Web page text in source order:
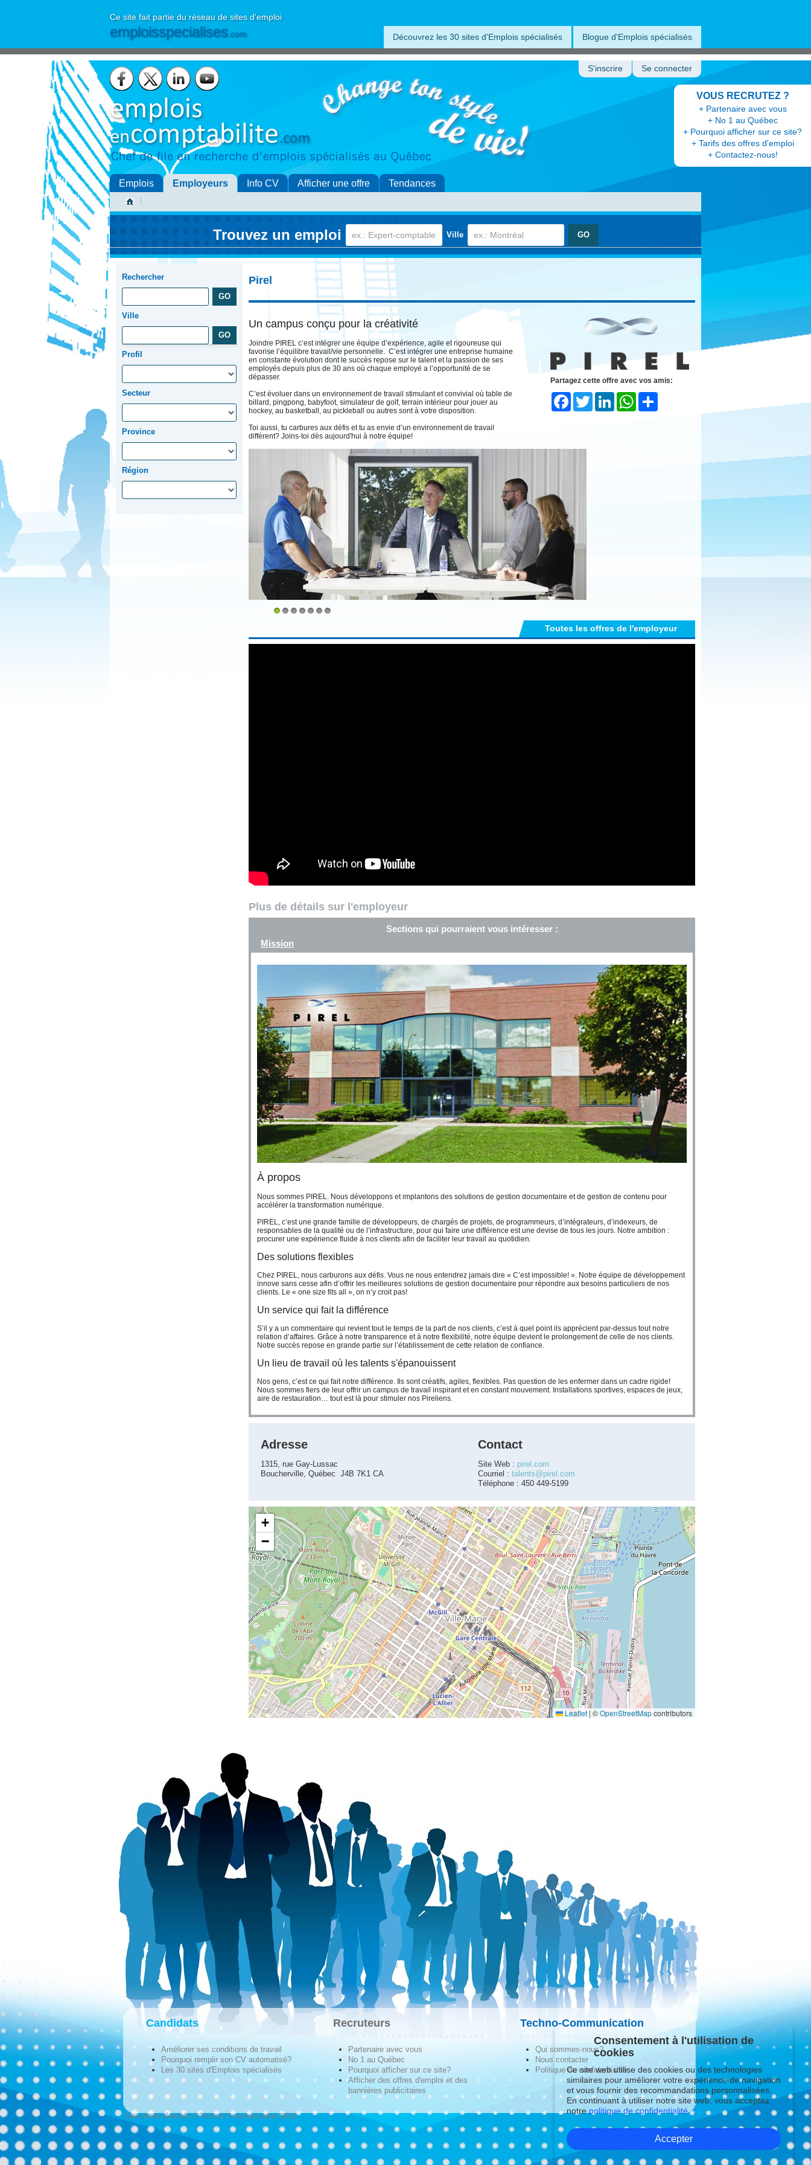
Ce site fait partie du réseau de sites d'emploi
emploisspecialises.com Découvrez les 30 sites d'Emplois spécialisés Blogue d'Emplois spécialisés
VOUS RECRUTEZ ?
+ Partenaire avec vous
+ No 1 au Québec
+ Pourquoi afficher sur ce site?
+ Tarifs des offres d'emploi
+ Contactez-nous!
S'inscrire Se connecter
Emplois Employeurs Info CV Afficher une offre Tendances
Trouvez un emploi Ville
Rechercher
Ville
Profil
Secteur
Province
Région
Pirel
Un campus conçu pour la créativité
Joindre PIREL c’est intégrer une équipe d’expérience, agile et rigoureuse qui
favorise l’équilibre travail/vie personnelle. C’est intégrer une entreprise humaine
en constante évolution dont le succès repose sur le talent et la passion de ses
employés depuis plus de 30 ans où chaque employé a l’opportunité de se
dépasser.
C’est évoluer dans un environnement de travail stimulant et convivial où table de
billard, pingpong, babyfoot, simulateur de golf, terrain intérieur pour jouer au
hockey, au basketball, au pickleball ou autres sont à votre disposition.
Toi aussi, tu carbures aux défis et tu as envie d’un environnement de travail
différent? Joins-toi dès aujourd'hui à notre équipe!
Partagez cette offre avec vos amis:
FacebookTwitter LinkedIn WhatsApp
Toutes les offres de l'employeur
Plus de détails sur l'employeur
Sections qui pourraient vous intéresser :
Mission
À propos
Nous sommes PIREL. Nous développons et implantons des solutions de gestion documentaire et de gestion de contenu pour
accélérer la transformation numérique.
PIREL, c’est une grande famille de développeurs, de chargés de projets, de programmeurs, d’intégrateurs, d’indexeurs, de
responsables de la qualité ou de l’infrastructure, pour qui faire une différence est une devise de tous les jours. Notre ambition :
procurer une expérience fluide à nos clients afin de faciliter leur travail au quotidien.
Des solutions flexibles
Chez PIREL, nous carburons aux défis. Vous ne nous entendrez jamais dire « C’est impossible! ». Notre équipe de développement
innove sans cesse afin d’offrir les meilleures solutions de gestion documentaire pour répondre aux besoins particuliers de nos
clients. Le « one size fits all », on n’y croit pas!
Un service qui fait la différence
S’il y a un commentaire qui revient tout le temps de la part de nos clients, c’est à quel point ils apprécient par-dessus tout notre
relation d’affaires. Grâce à notre transparence et à notre flexibilité, notre équipe devient le prolongement de celle de nos clients.
Notre succès repose en grande partie sur l’établissement de cette relation de confiance.
Un lieu de travail où les talents s'épanouissent
Nos gens, c’est ce qui fait notre différence. Ils sont créatifs, agiles, flexibles. Pas question de les enfermer dans un cadre rigide!
Nous sommes fiers de leur offrir un campus de travail inspirant et en constant mouvement. Installations sportives, espaces de jeux,
aire de restauration… tout est là pour stimuler nos Pireliens.
Adresse
1315, rue Gay-Lussac
Boucherville, Québec J4B 7K1 CA
Contact
Site Web : pirel.com
Courriel : talents@pirel.com
Téléphone : 450 449-5199
+
−
Leaflet | ©OpenStreetMapcontributors
Candidats
Améliorer ses conditions de travail
Pourquoi remplir son CV automatisé?
Les 30 sites d'Emplois spécialisés
Recruteurs
Partenaire avec vous
No 1 au Québec
Pourquoi afficher sur ce site?
Afficher des offres d'emploi et des
bannières publicitaires
Techno-Communication
Qui sommes-nous?
Nous contacter
Politique de confidentialité
Tous droits réservés © Techno-Communication 2026
Consentement à l'utilisation de
cookies
Ce site web utilise des cookies ou des technologies
similaires pour améliorer votre expérience de navigation
et vous fournir des recommandations personnalisées.
En continuant à utiliser notre site web, vous acceptez
notre politique de confidentialité.
Accepter